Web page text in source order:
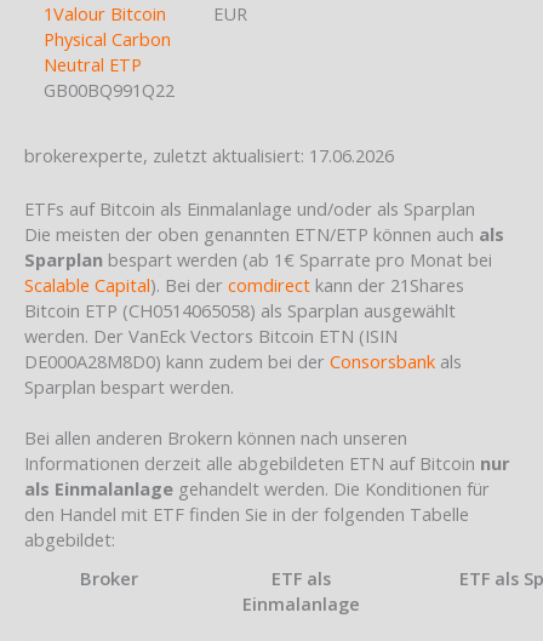
1Valour Bitcoin
Physical Carbon
Neutral ETP
GB00BQ991Q22
EUR
brokerexperte, zuletzt aktualisiert: 17.06.2026
ETFs auf Bitcoin als Einmalanlage und/oder als Sparplan
Die meisten der oben genannten ETN/ETP können auch als
Sparplan bespart werden (ab 1€ Sparrate pro Monat bei
Scalable Capital). Bei der comdirect kann der 21Shares
Bitcoin ETP (CH0514065058) als Sparplan ausgewählt
werden. Der VanEck Vectors Bitcoin ETN (ISIN
DE000A28M8D0) kann zudem bei der Consorsbank als
Sparplan bespart werden.
Bei allen anderen Brokern können nach unseren
Informationen derzeit alle abgebildeten ETN auf Bitcoin nur
als Einmalanlage gehandelt werden. Die Konditionen für
den Handel mit ETF finden Sie in der folgenden Tabelle
abgebildet:
Broker
ETF als
Einmalanlage
ETF als